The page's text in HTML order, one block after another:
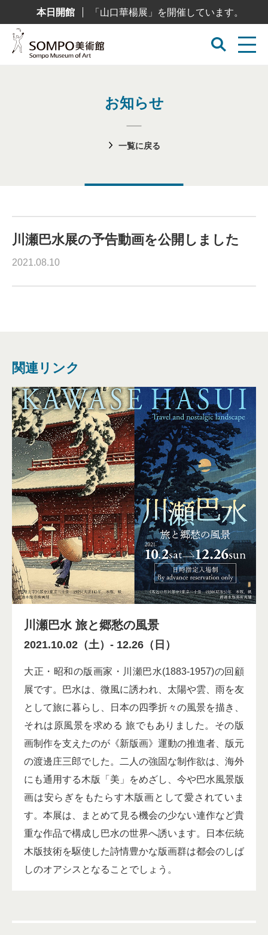
テ
本日開館 「山口華楊展」を開催しています。
お知らせ
一覧に戻る
川瀬巴水展の予告動画を公開しました
2021.08.10
関連リンク
川瀬巴水 旅と郷愁の風景
2021.10.02（土） - 12.26（日）
大正・昭和の版画家・川瀬巴水(1883-1957)の回顧
展です。巴水は、微風に誘われ、太陽や雲、雨を友
として旅に暮らし、日本の四季折々の風景を描き、
それは原風景を求める 旅でもありました。その版
画制作を支えたのが《新版画》運動の推進者、版元
の渡邊庄三郎でした。二人の強固な制作欲は、海外
にも通用する木版「美」をめざし、今や巴水風景版
画は安らぎをもたらす木版画として愛されていま
す。本展は、まとめて見る機会の少ない連作など貴
重な作品で構成し巴水の世界へ誘います。日本伝統
木版技術を駆使した詩情豊かな版画群は都会のしば
しのオアシスとなることでしょう。